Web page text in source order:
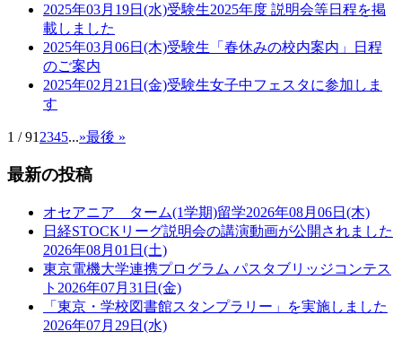
2025年03月19日(水)受験生2025年度 説明会等日程を掲
載しました
2025年03月06日(木)受験生 「春休みの校内案内」日程
のご案内
2025年02月21日(金)受験生女子中フェスタに参加しま
す
1 / 91 2345...»最後 »
最新の投稿
オセアニア ターム(1学期)留学2026年08月06日(木)
日経STOCKリーグ説明会の講演動画が公開されました
2026年08月01日(土)
東京電機大学連携プログラム パスタブリッジコンテス
ト 2026年07月31日(金)
「東京・学校図書館スタンプラリー」を実施しました
2026年07月29日(水)